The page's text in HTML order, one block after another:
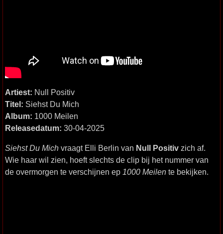
Artiest: Null Positiv
Titel: Siehst Du Mich
Album: 1000 Meilen
Releasedatum: 30-04-2025
Siehst Du Mich vraagt Elli Berlin van Null Positiv zich af.
Wie haar wil zien, hoeft slechts de clip bij het nummer van
de overmorgen te verschijnen ep 1000 Meilen te bekijken.